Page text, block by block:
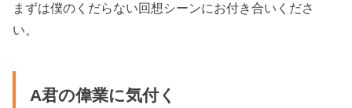
まずは僕のくだらない回想シーンにお付き合いくださ
い。
A君の偉業に気付く